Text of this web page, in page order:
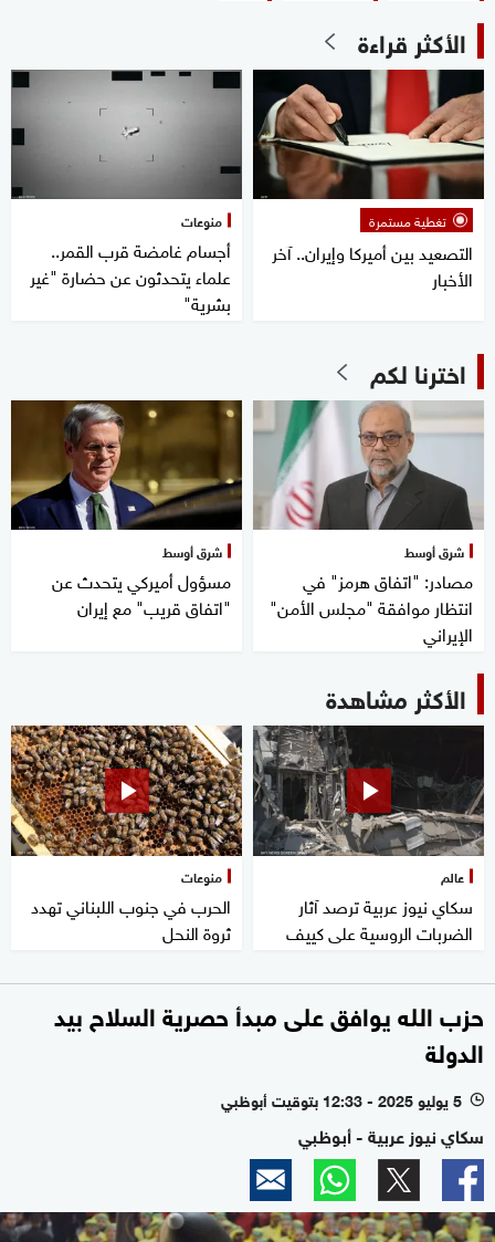
الأكثر قراءة
تغطية مستمرة
التصعيد بين أميركا وإيران.. آخر
الأخبار
منوعات
أجسام غامضة قرب القمر..
علماء يتحدثون عن حضارة "غير
بشرية"
اخترنا لكم
شرق أوسط
مصادر: "اتفاق هرمز" في
انتظار موافقة "مجلس الأمن"
الإيراني
شرق أوسط
مسؤول أميركي يتحدث عن
"اتفاق قريب" مع إيران
الأكثر مشاهدة
عالم
سكاي نيوز عربية ترصد آثار
الضربات الروسية على كييف
منوعات
الحرب في جنوب اللبناني تهدد
ثروة النحل
حزب الله يوافق على مبدأ حصرية السلاح بيد
الدولة
l 5 يوليو 2025 - 12:33 بتوقيت أبوظبي
سكاي نيوز عربية - أبوظبي